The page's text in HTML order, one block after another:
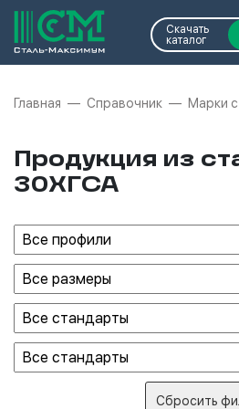
Скачать
каталог
Главная Справочник Марки
Продукция из
30ХГСА
Сбросить